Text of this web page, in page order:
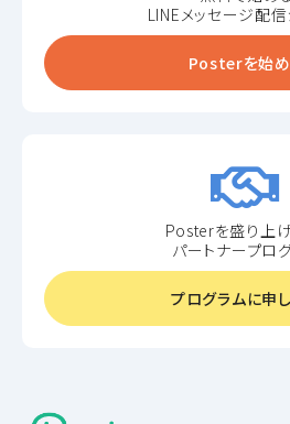
LINEメッセージ配
Posterを始
Posterを盛り上げ
パートナープロ
プログラムに申